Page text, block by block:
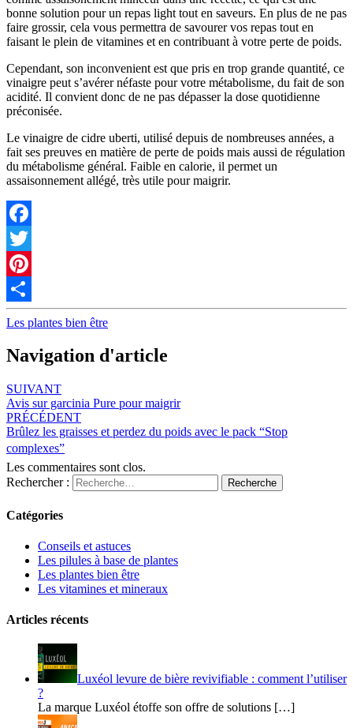
bonne solution pour un repas light tout en saveurs. En plus de ne pas
faire grossir, cela vous permettra de savourer vos repas tout en
faisant le plein de vitamines et en contribuant à votre perte de poids.
Cependant, son inconvenient est que pris en trop grande quantité, ce
vinaigre peut s’avérer néfaste pour votre métabolisme, du fait de son
acidité. Il convient donc de ne pas dépasser la dose quotidienne
préconisée.
Le vinaigre de cidre uberti, utilisé depuis de nombreuses années, a
fait ses preuves en matière de perte de poids mais aussi de régulation
du métabolisme général. Faible en calorie, il permet un
assaisonnement allégé, très utile pour maigrir.
Facebook
Twitter
Pinterest
Partager
Les plantes bien être
Navigation d'article
SUIVANT
Avis sur garcinia Pure pour maigrir
PRÉCÉDENT
Brûlez les graisses et perdez du poids avec le pack “Stop
complexes”
Les commentaires sont clos.
Rechercher :
Recherche
Catégories
Conseils et astuces
Les pilules à base de plantes
Les plantes bien être
Les vitamines et mineraux
Articles récents
Luxéol levure de bière revivifiable : comment l’utiliser
?
La marque Luxéol étoffe son offre de solutions […]